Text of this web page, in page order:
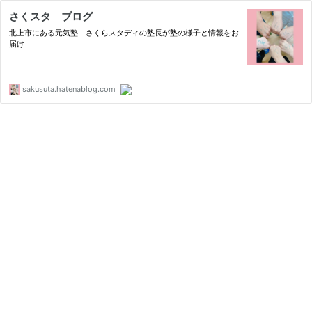
さくスタ ブログ
北上市にある元気塾 さくらスタディの塾長が塾の様子と情報をお
届け
sakusuta.hatenablog.com